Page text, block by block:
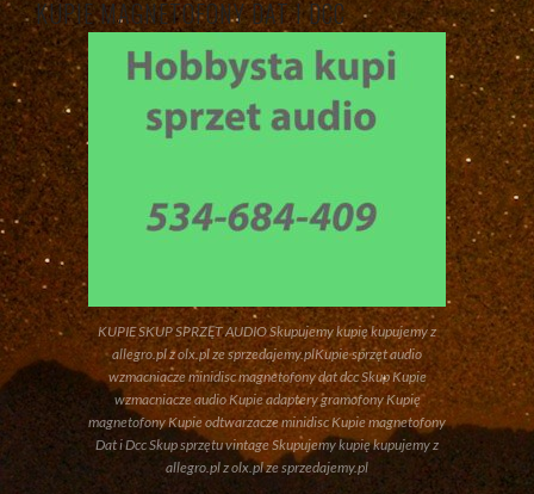
KUPIE MAGNETOFONY DAT I DCC
KUPIE SKUP SPRZĘT AUDIO Skupujemy kupię kupujemy z
allegro.pl z olx.pl ze sprzedajemy.plKupie sprzęt audio
wzmacniacze minidisc magnetofony dat dcc Skup Kupie
wzmacniacze audio Kupie adaptery gramofony Kupię
magnetofony Kupie odtwarzacze minidisc Kupie magnetofony
Dat i Dcc Skup sprzętu vintage Skupujemy kupię kupujemy z
allegro.pl z olx.pl ze sprzedajemy.pl